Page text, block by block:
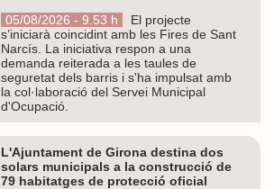
05/08/2026 - 9.53 h
El projecte
s’iniciarà coincidint amb les Fires de Sant
Narcís. La iniciativa respon a una
demanda reiterada a les taules de
seguretat dels barris i s'ha impulsat amb
la col·laboració del Servei Municipal
d'Ocupació.
L'Ajuntament de Girona destina dos
solars municipals a la construcció de
79 habitatges de protecció oficial